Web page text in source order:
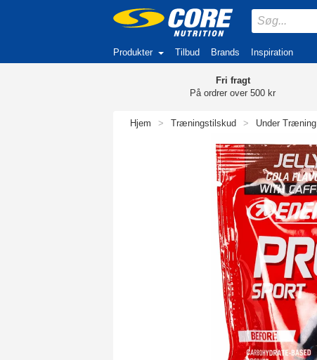
Produkter Tilbud Brands Inspiration
Fri fragt
På ordrer over 500 kr
Hjem > Træningstilskud > Under Træning